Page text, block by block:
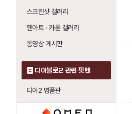
스크린샷 갤러리
팬아트 · 카툰 갤러리
동영상 게시판
디아블로2 관련 팟벤
디아2 명품관